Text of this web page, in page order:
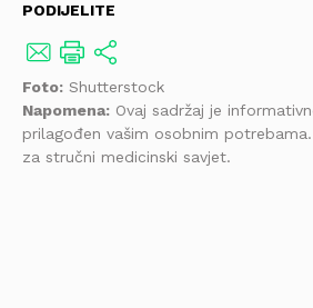
PODIJELITE
Foto: Shutterstock
Napomena: Ovaj sadržaj je
prilagođen vašim osobnim
za stručni medicinski savjet.